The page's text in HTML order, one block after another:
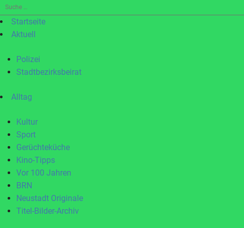
Suche
nach:Startseite
Aktuell
Polizei
Stadtbezirksbeirat
Alltag
Kultur
Sport
Gerüchteküche
Kino-Tipps
Vor 100 Jahren
BRN
Neustadt Originale
Titel-Bilder-Archiv